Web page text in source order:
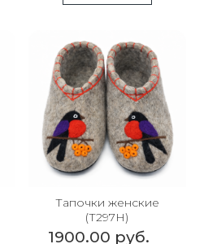
Тапочки женские
(Т297Н)
1900.00 руб.